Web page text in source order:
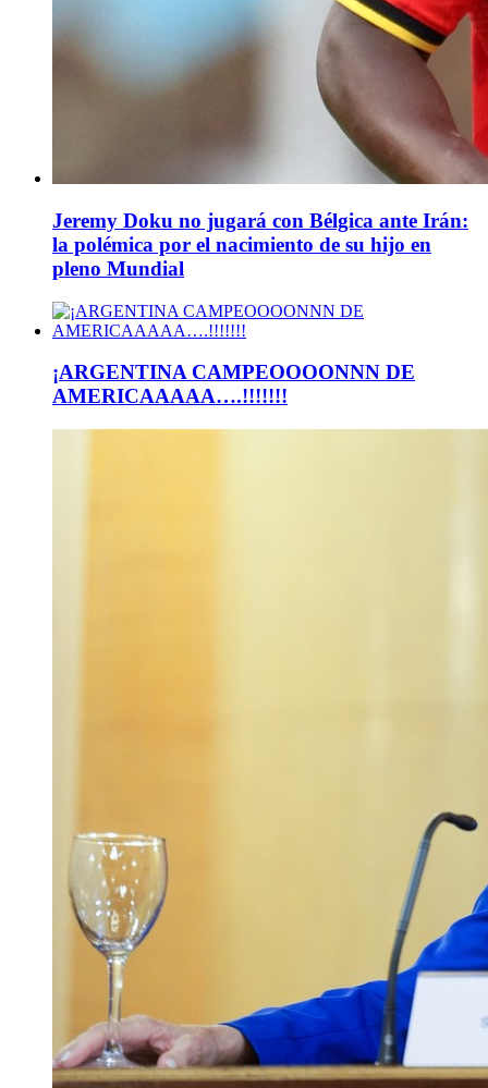
Jeremy Doku no jugará con Bélgica ante Irán:
la polémica por el nacimiento de su hijo en
pleno Mundial
¡ARGENTINA CAMPEOOOONNN DE
AMERICAAAAA….!!!!!!!